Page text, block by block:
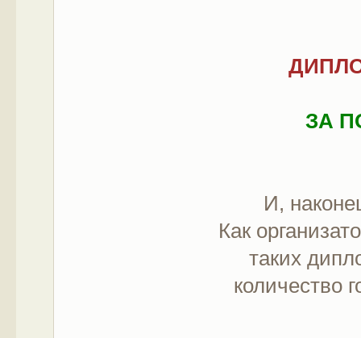
ЗА
И,
Как
таких
количество